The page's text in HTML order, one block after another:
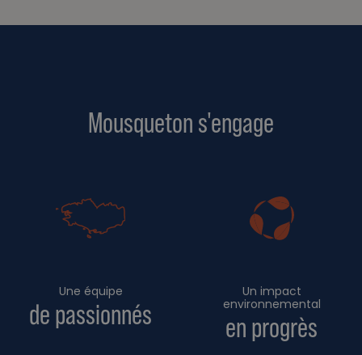
Mousqueton s'engage
Une équipe
de passionnés
Un impact
environnemental
en progrès